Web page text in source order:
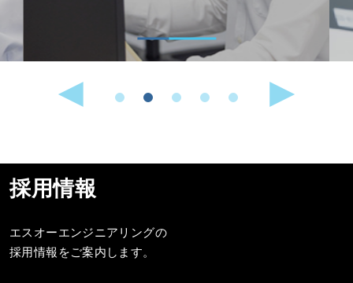
採用情報
エスオーエンジニアリングの
採用情報をご案内します。